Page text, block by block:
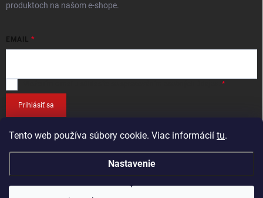
Tento web používa súbory cookie. Viac informácií tu.
Nastavenie
produktoch na našom e-shope.
EMAIL
Prihlásiť sa